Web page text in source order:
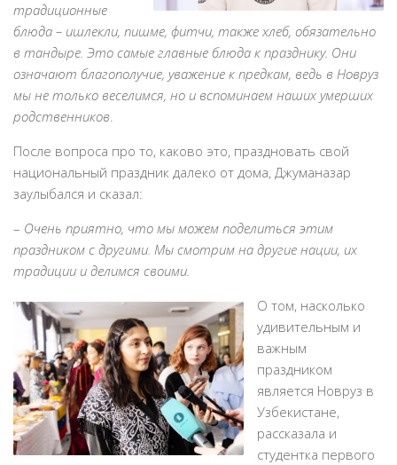
традиционные
блюда – ишлекли, пишме, фитчи, также хлеб, обязательно
в тандыре. Это самые главные блюда к празднику. Они
означают благополучие, уважение к предкам, ведь в Новруз
мы не только веселимся, но и вспоминаем наших умерших
родственников.
После вопроса про то, каково это, праздновать свой
национальный праздник далеко от дома, Джуманазар
заулыбался и сказал:
– Очень приятно, что мы можем поделиться этим
праздником с другими. Мы смотрим на другие нации, их
традиции и делимся своими.
О том, насколько
удивительным и
важным
праздником
является Новруз в
Узбекистане,
рассказала и
студентка первого